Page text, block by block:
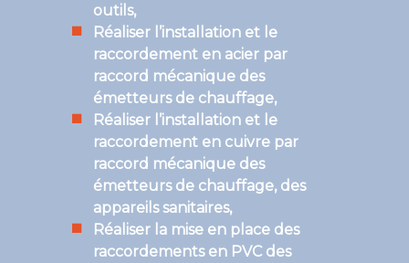
outils,
Réaliser l’installation et le
raccordement en acier par
raccord mécanique des
émetteurs de chauffage,
Réaliser l’installation et le
raccordement en cuivre par
raccord mécanique des
émetteurs de chauffage, des
appareils sanitaires,
Réaliser la mise en place des
raccordements en PVC des